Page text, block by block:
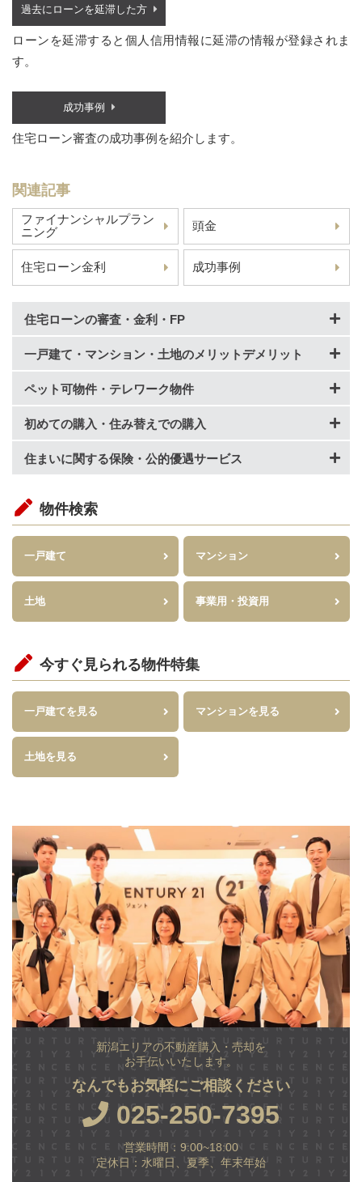
過去にローンを延滞した方
ローンを延滞すると個人信用情報に延滞の情報が登録されま
す。
成功事例
住宅ローン審査の成功事例を紹介します。
関連記事
ファイナンシャルプラン
ニング
頭金
住宅ローン金利 成功事例
住宅ローンの審査・金利・FP
一戸建て・マンション・土地のメリットデメリット
ペット可物件・テレワーク物件
初めての購入・住み替えでの購入
住まいに関する保険・公的優遇サービス
物件検索
一戸建て マンション
土地 事業用・投資用
今すぐ見られる物件特集
一戸建てを見る マンションを見る
土地を見る
新潟エリアの不動産購入・売却を
お手伝いいたします。
なんでもお気軽にご相談ください
025-250-7395
営業時間：9:00~18:00
定休日：水曜日、夏季、年末年始